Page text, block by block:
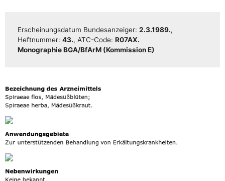
Erschei­nungs­da­tum Bun­des­an­zei­ger: 2.3.1989.,
Heft­num­mer: 43., ATC-Code: R07AX.
Mono­gra­phie BGA/​​BfArM (Kom­mis­si­on E)